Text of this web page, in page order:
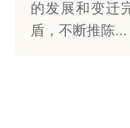
的发展和变迁
盾，不断推陈...